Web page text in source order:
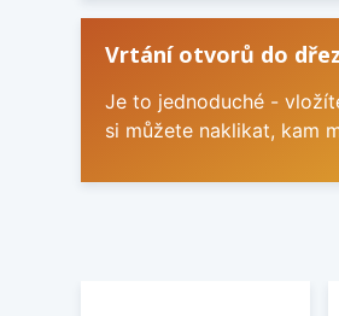
Vrtání otvorů do
Je to jednoduché -
si můžete naklikat, kam